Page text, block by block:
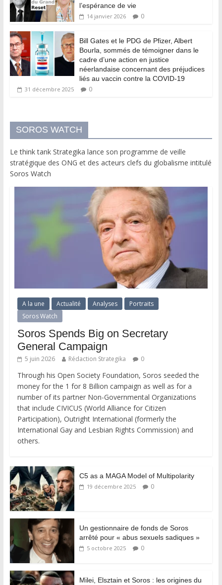
l’espérance de vie
14 janvier 2026 0
Bill Gates et le PDG de Pfizer, Albert
Bourla, sommés de témoigner dans le
cadre d’une action en justice
néerlandaise concernant des préjudices
liés au vaccin contre la COVID-19
31 décembre 2025 0
SOROS WATCH
Le think tank Strategika lance son programme de veille
stratégique des ONG et des acteurs clefs du globalisme intitulé
Soros Watch
A la une Actualité Analyses
Portraits
Soros Watch
Soros Spends Big on Secretary
General Campaign
5 juin 2026 Rédaction Strategika 0
Through his Open Society Foundation, Soros seeded the
money for the 1 for 8 Billion campaign as well as for a
number of its partner Non-Governmental Organizations
that include CIVICUS (World Alliance for Citizen
Participation), Outright International (formerly the
International Gay and Lesbian Rights Commission) and
others.
C5 as a MAGA Model of Multipolarity
19 décembre 2025 0
Un gestionnaire de fonds de Soros
arrêté pour « abus sexuels sadiques »
5 octobre 2025 0
Milei, Elsztain et Soros : les origines du